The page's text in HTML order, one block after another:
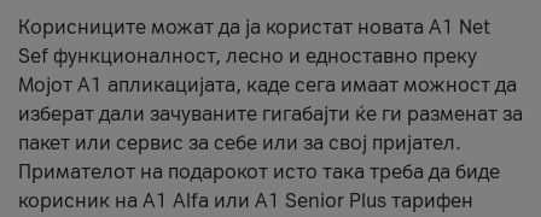
Корисниците можат да ја користат новата А1 Net
Sef функционалност, лесно и едноставно преку
Мојот А1 апликацијата, каде сега имаат можност да
изберат дали зачуваните гигабајти ќе ги разменат за
пакет или сервис за себе или за свој пријател.
Примателот на подарокот исто така треба да биде
корисник на А1 Alfa или A1 Senior Plus тарифен